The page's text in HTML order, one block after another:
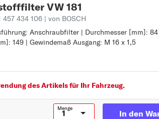
VW 181
457 434 106 | von BOSCH
Anschraubfilter | Durchmesser [mm]:
149 | Gewindemaß Ausgang: M 16 x 1,5
Anschraubfilter
[mm]: 84
des Artikels für Ihr Fahrzeug.
Menge
In den